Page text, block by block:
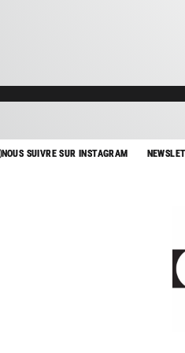
NOUS SUIVRE SUR INSTAGRAM